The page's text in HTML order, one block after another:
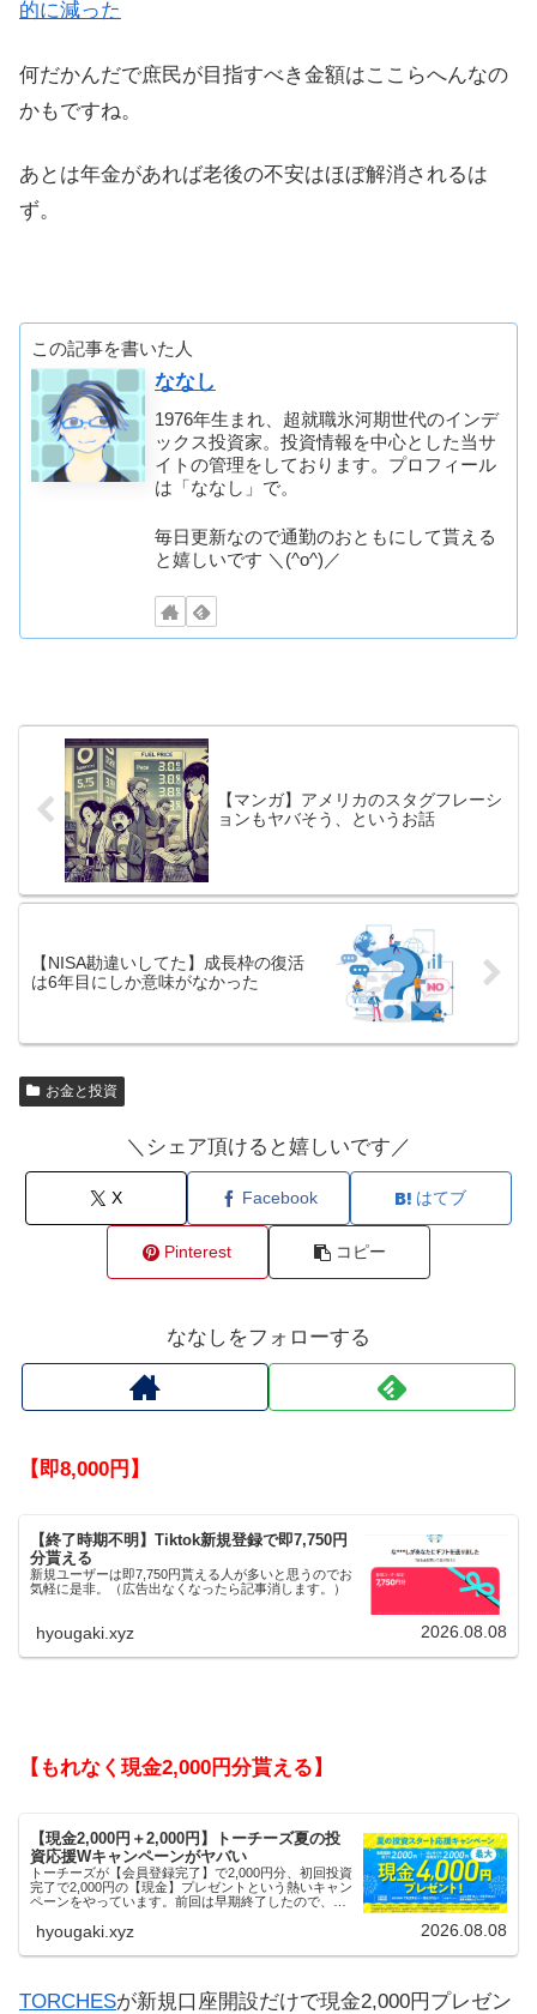
的に減った
何だかんだで庶民が目指すべき金額はここらへんなの
かもですね。
あとは年金があれば老後の不安はほぼ解消されるは
ず。
この記事を書いた人
ななし
1976年生まれ、超就職氷河期世代のインデ
ックス投資家。投資情報を中心とした当サ
イトの管理をしております。プロフィール
は「ななし」で。
毎日更新なので通勤のおともにして貰える
と嬉しいです ＼(^o^)／
【マンガ】アメリカのスタグフレーシ
ョンもヤバそう、というお話
【NISA勘違いしてた】成長枠の復活
は6年目にしか意味がなかった
お金と投資
＼シェア頂けると嬉しいです／
X Facebook はてブ
Pinterest コピー
ななしをフォローする
【即8,000円】
【終了時期不明】Tiktok新規登録で即7,750円
分貰える
新規ユーザーは即7,750円貰える人が多いと思うのでお
気軽に是非。（広告出なくなったら記事消します。）
hyougaki.xyz 2026.08.08
【もれなく現金2,000円分貰える】
【現金2,000円＋2,000円】トーチーズ夏の投
資応援Wキャンペーンがヤバい
トーチーズが【会員登録完了】で2,000円分、初回投資
完了で2,000円の【現金】プレゼントという熱いキャン
ペーンをやっています。前回は早期終了したので、使
hyougaki.xyz 2026.08.08
TORCHESが新規口座開設だけで現金2,000円プレゼン